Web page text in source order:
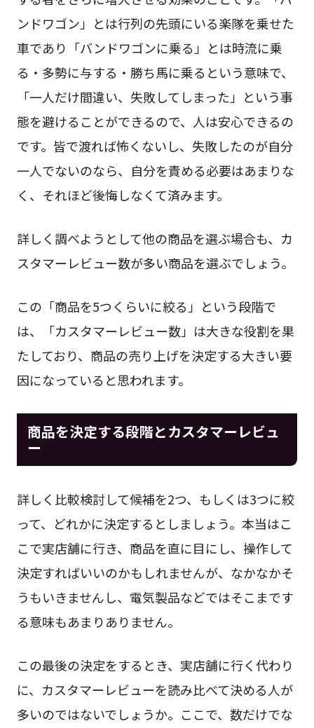
ンドワゴン」とは行列の先頭にいる楽隊を乗せた
車であり「バンドワゴンに乗る」とは時流に乗
る・多勢に与する・勝ち馬に乗るという意味で、
「一人だけ間違い、失敗してしまった」という事
態を避けることができるので、人は安心できるの
です。皆で渡れば怖くないし、失敗したのが自分
一人でないのなら、自分を責める必要はあまりな
く、それほど後悔しなくて済みます。
詳しく調べようとして他の商品を選ぶ場合も、カ
スタマーレビュー数が多い商品を選ぶでしょう。
この「商品を5つくらいに絞る」という段階で
は、「カスタマーレビュー数」は大きな役割を果
たしており、商品の売り上げを決定する大きい要
因になっていると思われます。
商品を決定する段階とカスタマーレビュ
ー
詳しく比較検討して候補を2つ、もしくは3つに絞
って、どれかに決定するとしましょう。本当はこ
こで実店舗に行き、商品を直に目にし、操作して
決定すればいいのかもしれませんが、なかなかそ
うもいきませんし、電気製品などではそこまです
る意味もあまりありません。
この最後の決定をするとき、実店舗に行く代わり
に、カスタマーレビューを読み比べて決める人が
多いのではないでしょうか。ここで、数だけでな